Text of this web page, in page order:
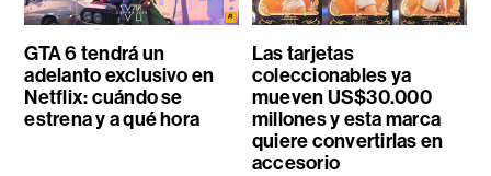
GTA 6 tendrá un
adelanto exclusivo en
Netflix: cuándo se
estrena y a qué hora
Las tarjetas
coleccionables ya
mueven US$30.000
millones y esta marca
quiere convertirlas en
accesorio